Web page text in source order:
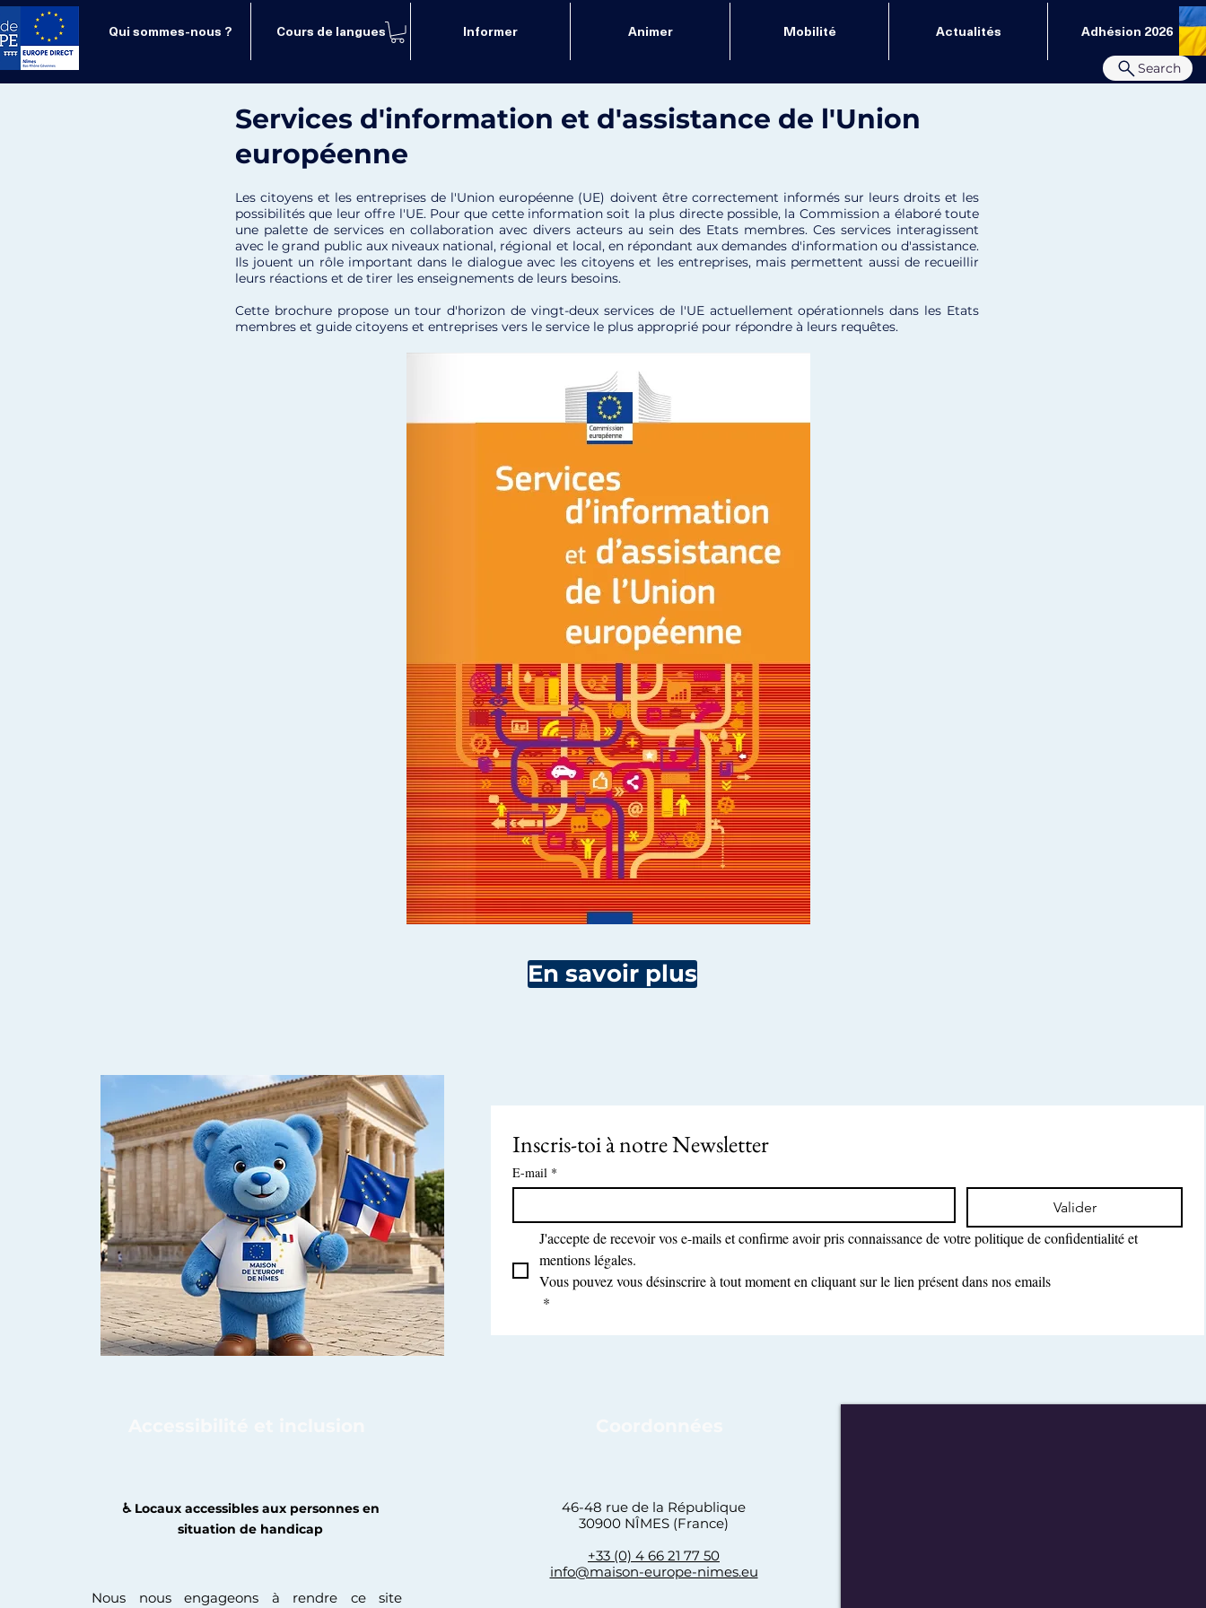
Search
Qui sommes-nous ? Cours de langues Informer Animer Mobilité Actualités Adhésion 2026
Services d'information et d'assistance de l'Union
européenne
Les citoyens et les entreprises de l'Union européenne (UE) doivent être correctement informés sur leurs droits et les
possibilités que leur offre l'UE. Pour que cette information soit la plus directe possible, la Commission a élaboré toute
une palette de services en collaboration avec divers acteurs au sein des Etats membres. Ces services interagissent
avec le grand public aux niveaux national, régional et local, en répondant aux demandes d'information ou d'assistance.
Ils jouent un rôle important dans le dialogue avec les citoyens et les entreprises, mais permettent aussi de recueillir
leurs réactions et de tirer les enseignements de leurs besoins.
Cette brochure propose un tour d'horizon de vingt-deux services de l'UE actuellement opérationnels dans les Etats
membres et guide citoyens et entreprises vers le service le plus approprié pour répondre à leurs requêtes.
En savoir plus
♿️ Locaux accessibles aux personnes en
situation de handicap
Nous nous engageons à rendre ce site
Inscris-toi à notre Newsletter
E-mail *
Valider
J'accepte de recevoir vos e-mails et confirme avoir pris connaissance de votre politique de confidentialité et
mentions légales.
Vous pouvez vous désinscrire à tout moment en cliquant sur le lien présent dans nos emails
*
46-48 rue de la République
30900 NÎMES (France)
+33 (0) 4 66 21 77 50
info@maison-europe-nimes.eu